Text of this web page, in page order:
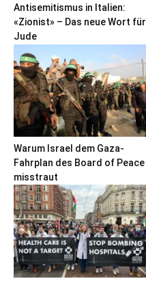
Antisemitismus in Italien:
«Zionist» – Das neue Wort für
Jude
Warum Israel dem Gaza-
Fahrplan des Board of Peace
misstraut